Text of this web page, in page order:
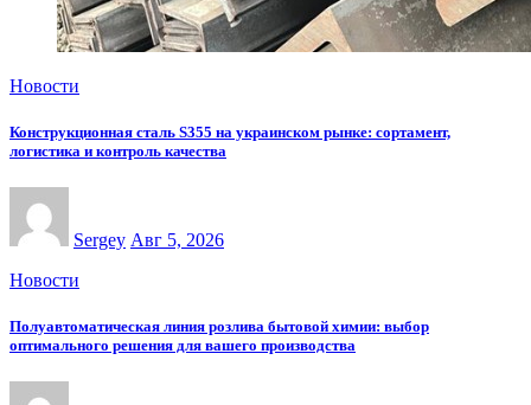
Новости
Конструкционная сталь S355 на украинском рынке: сортамент,
логистика и контроль качества
Sergey Авг 5, 2026
Новости
Полуавтоматическая линия розлива бытовой химии: выбор
оптимального решения для вашего производства